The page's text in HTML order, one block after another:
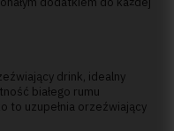
drink, idealny
białego rumu
to uzupełnia orzeźwiający